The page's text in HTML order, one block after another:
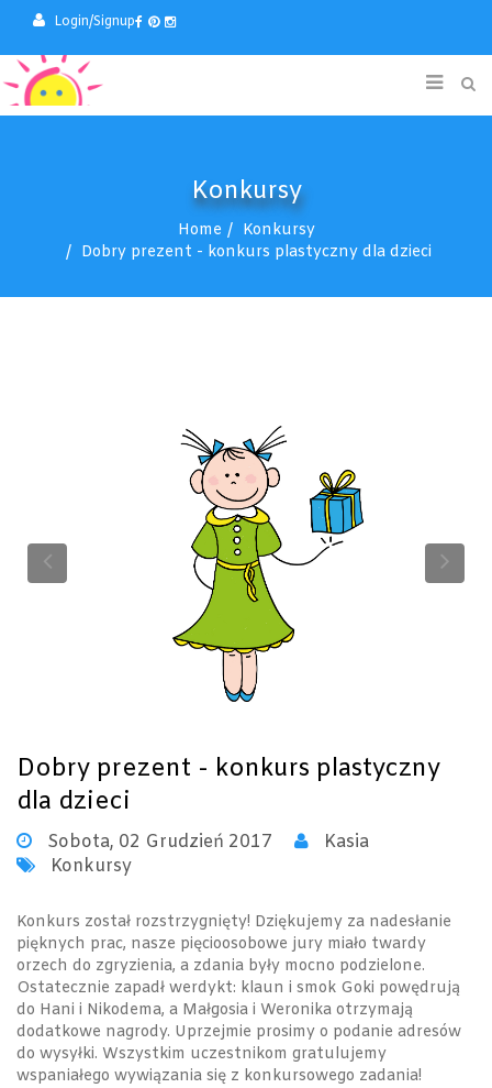
Login/Signup
Konkursy
Home
Konkursy
Dobry prezent - konkurs plastyczny dla dzieci
Previous
Dobry prezent - konkurs plastyczny
dla dzieci
Sobota, 02 Grudzień 2017
Kasia
Konkursy
Konkurs został rozstrzygnięty! Dziękujemy za nadesłanie
pięknych prac, nasze pięcioosobowe jury miało twardy
orzech do zgryzienia, a zdania były mocno podzielone.
Ostatecznie zapadł werdykt: klaun i smok Goki powędrują
do Hani i Nikodema, a Małgosia i Weronika otrzymają
dodatkowe nagrody. Uprzejmie prosimy o podanie adresów
do wysyłki. Wszystkim uczestnikom gratulujemy
wspaniałego wywiązania się z konkursowego zadania!